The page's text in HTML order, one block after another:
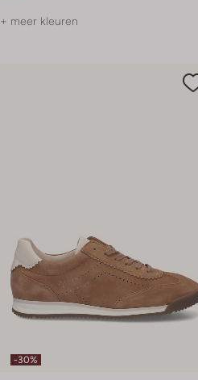
+ meer kleuren
-30%